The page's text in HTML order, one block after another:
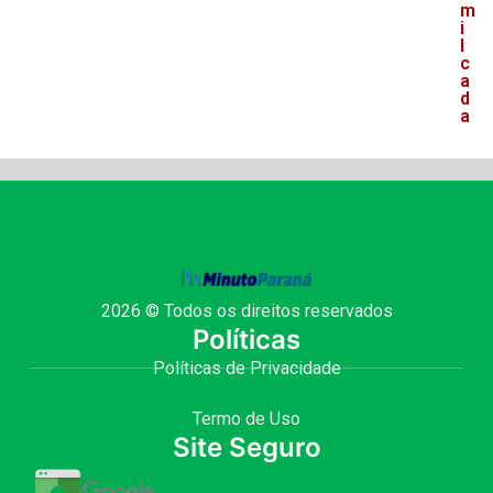
m
i
l
c
a
d
a
2026 © Todos os direitos reservados
Políticas
Políticas de Privacidade
Termo de Uso
Site Seguro